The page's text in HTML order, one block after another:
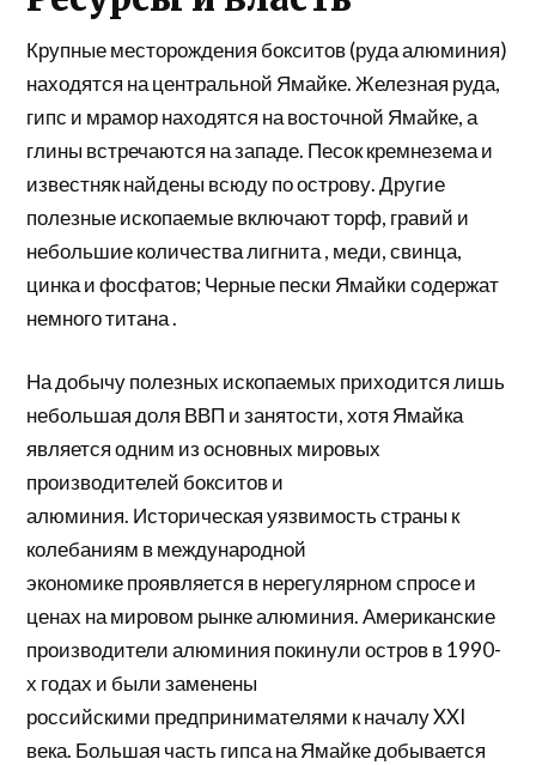
Крупные месторождения бокситов(руда алюминия)
находятся на центральной Ямайке. Железная руда,
гипс и мрамор находятся на восточной Ямайке, а
глины встречаются на западе. Песок кремнезема и
известняк найдены всюду по острову. Другие
полезные ископаемые включают торф, гравий и
небольшие количествалигнита, меди, свинца,
цинка и фосфатов; Черные пески Ямайки содержат
немноготитана.
На добычу полезных ископаемых приходится лишь
небольшая доля ВВП и занятости, хотя Ямайка
является одним из основных мировых
производителей бокситов и
алюминия. Историческая уязвимость страны к
колебаниям в международной
экономикепроявляется в нерегулярном спросе и
ценах на мировом рынке алюминия. Американские
производители алюминия покинули остров в 1990-
х годах и были заменены
российскими предпринимателями к началу XXI
века. Большая часть гипса на Ямайке добывается